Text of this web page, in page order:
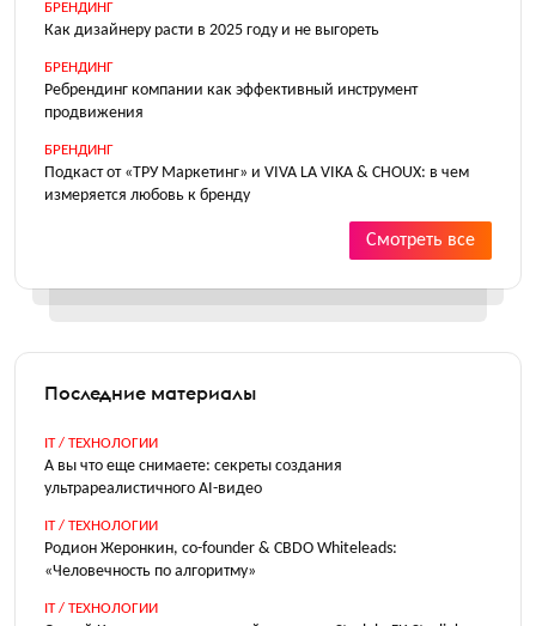
БРЕНДИНГ
Как дизайнеру расти в 2025 году и не выгореть
БРЕНДИНГ
Ребрендинг компании как эффективный инструмент
продвижения
БРЕНДИНГ
Подкаст от «ТРУ Маркетинг» и VIVA LA VIKA & CHOUX: в чем
измеряется любовь к бренду
Смотреть все
Последние материалы
IT / ТЕХНОЛОГИИ
А вы что еще снимаете: секреты создания
ультрареалистичного AI-видео
IT / ТЕХНОЛОГИИ
Родион Жеронкин, co-founder & CBDO Whiteleads:
«Человечность по алгоритму»
IT / ТЕХНОЛОГИИ